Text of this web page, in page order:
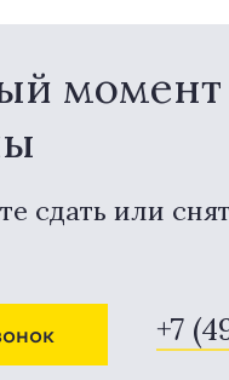
момент
сдать или
+7